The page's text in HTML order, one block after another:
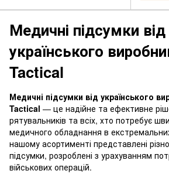
Медичні підсумки від
українського
Tactical
Медичні підсумки від українського
Tactical — це надійне та ефективне
рятувальників та всіх, хто потребує
медичного обладнання в
нашому асортименті представлені
підсумки, розроблені з урахуванням
військових операцій.